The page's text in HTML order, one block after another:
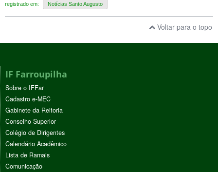
registrado em: Notícias Santo Augusto
Voltar para o topo
IF Farroupilha
Sobre o IFFar
Cadastro e-MEC
Gabinete da Reitoria
Conselho Superior
Colégio de Dirigentes
Calendário Acadêmico
Lista de Ramais
Comunicação